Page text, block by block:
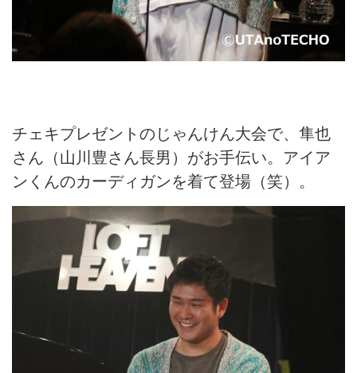
チェキプレゼントのじゃんけん大会で、隼也
さん（山川豊さん長男）がお手伝い。アイア
ンくんのカーディガンを着て登場（笑）。